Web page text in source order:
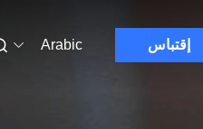
إقتباس Arabic